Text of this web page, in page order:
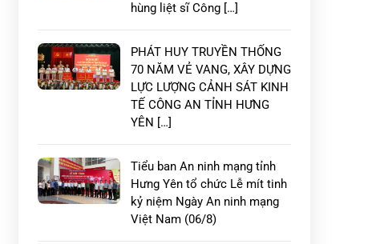
hùng liệt sĩ Công […]
PHÁT HUY TRUYỀN THỐNG
70 NĂM VẺ VANG, XÂY DỰNG
LỰC LƯỢNG CẢNH SÁT KINH
TẾ CÔNG AN TỈNH HƯNG
YÊN […]
Tiểu ban An ninh mạng tỉnh
Hưng Yên tổ chức Lễ mít tinh
kỷ niệm Ngày An ninh mạng
Việt Nam (06/8)